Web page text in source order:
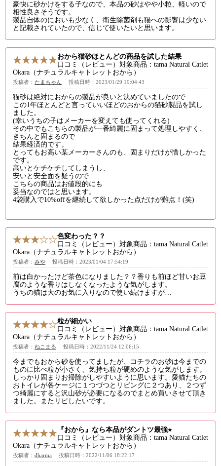
豪快に砂かけをする子なので、本品の砂はやや小粒、軽いので
相性良さそうです。
製品自体のにおいも少なく、衛生除菌剤も猫への影響は少ない
と記載されていたので、信じて使いたいと思います。
おから猫砂ほとんどの商品を試した結果
口コミ（レビュー）対象商品：tama Natural Catlet
Okara（ナチュラルキャトレットおから）
投稿者： たまちゃん 投稿日時：2023/01/29 19:04:43
猫砂は絶対におからの製品が良いと決めていましたので
この1年ほとんどと言っていいほどのおからの猫砂製品を試し
ました。
(幸いうちの子はメーカーを変えても使ってくれる)
その中でもこちらの製品が一番綺麗に固まって処理しやすく、
きちんと固まるので
結果経済的です。
とってもお高い某メーカーさんのも、固まりだけが惜しかった
です。
高いとケチケチしてしまうし、
安いと安全面を疑うので
こちらの商品はお値段的にも
妥当なのではと思います。
4袋購入で10%offを継続して欲しかった点だけが難点！(笑)
色変わった？？
口コミ（レビュー）対象商品：tama Natural Catlet
Okara（ナチュラルキャトレットおから）
投稿者： みや 投稿日時：2023/01/04 17:54:19
前は白かったけど茶色になりました？？香りも前ほど甘いお豆
腐のような香りはしなくなったような気がします。
うちの猫は大のお気に入りなので使い続けますが…
粒が細かい
口コミ（レビュー）対象商品：tama Natural Catlet
Okara（ナチュラルキャトレットおから）
投稿者： ねこまる 投稿日時：2022/11/24 12:06:15
今までもおから砂を使ってましたが、コチラのお砂は今までの
ものに比べ粒が小さく、気持ち粒が硬めのような気がします。
しっかり固まりお掃除がしやすいように思います。愛猫たちの
おトイレが各ケージに１つづつとリビングに２つあり、２つず
つ綺麗にすると沢山砂が必要になるのでまとめ買いさせて頂き
ました。またリピしたいです。
『おから』なら本品がダントツ最強⭐︎
口コミ（レビュー）対象商品：tama Natural Catlet
Okara（ナチュラルキャトレットおから）
投稿者： dharma 投稿日時：2022/11/06 18:22:17